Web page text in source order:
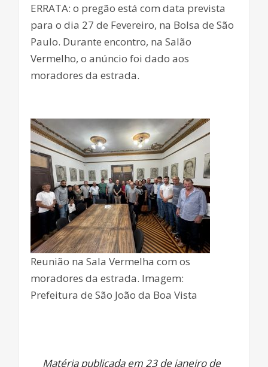
ERRATA: o pregão está com data prevista
para o dia 27 de Fevereiro, na Bolsa de São
Paulo. Durante encontro, na Salão
Vermelho, o anúncio foi dado aos
moradores da estrada.
Reunião na Sala Vermelha com os
moradores da estrada. Imagem:
Prefeitura de São João da Boa Vista
Matéria publicada em 23 de janeiro de